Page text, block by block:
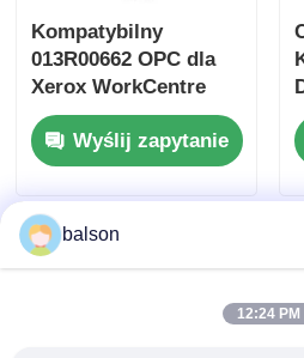
Układ scalony do tonera
Chip do tonera OKI
Minolta Toner Chip
Kompatybilny
013R00662 OPC dla
Xerox WorkCentre
7525 7530 7535
Wyślij zapytanie
balson
12:24 PM